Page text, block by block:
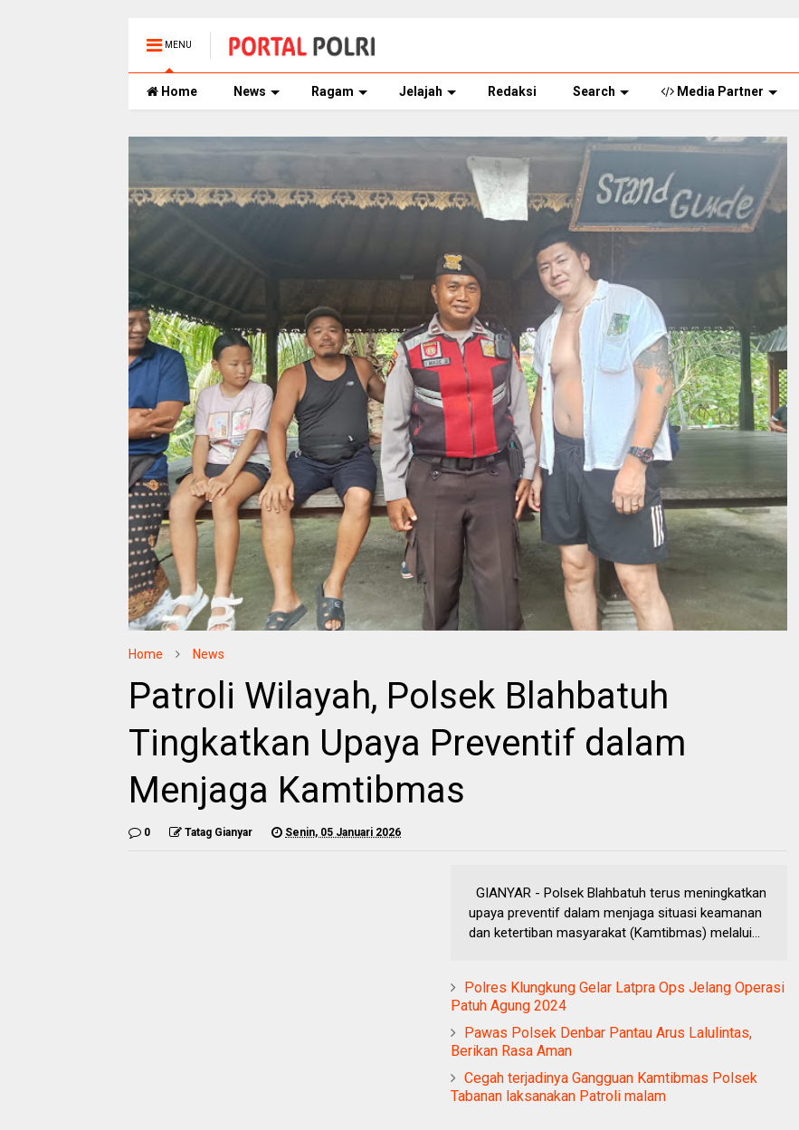
MENU
Home News Ragam Jelajah Redaksi Search Media Partner
Home News
Patroli Wilayah, Polsek Blahbatuh
Tingkatkan Upaya Preventif dalam
Menjaga Kamtibmas
0 Tatag Gianyar Senin, 05 Januari 2026
GIANYAR - Polsek Blahbatuh terus meningkatkan
upaya preventif dalam menjaga situasi keamanan
dan ketertiban masyarakat (Kamtibmas) melalui...
Polres Klungkung Gelar Latpra Ops Jelang Operasi
Patuh Agung 2024
Pawas Polsek Denbar Pantau Arus Lalulintas,
Berikan Rasa Aman
Cegah terjadinya Gangguan Kamtibmas Polsek
Tabanan laksanakan Patroli malam